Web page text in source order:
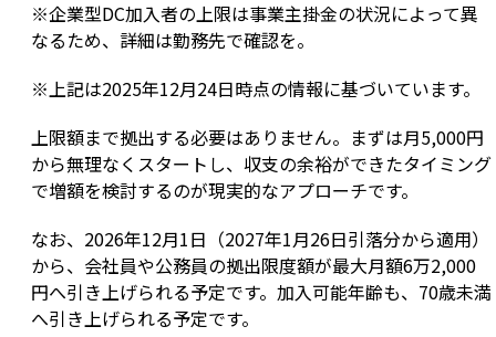
※企業型DC加入者の上限は事業主掛金の状況によって異
なるため、詳細は勤務先で確認を。
※上記は2025年12月24日時点の情報に基づいています。
上限額まで拠出する必要はありません。まずは月5,000円
から無理なくスタートし、収支の余裕ができたタイミング
で増額を検討するのが現実的なアプローチです。
なお、2026年12月1日（2027年1月26日引落分から適用）
から、会社員や公務員の拠出限度額が最大月額6万2,000
円へ引き上げられる予定です。加入可能年齢も、70歳未満
へ引き上げられる予定です。